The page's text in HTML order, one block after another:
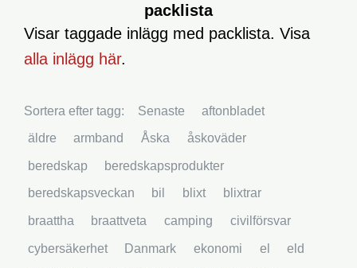
packlista
Visar taggade inlägg med packlista. Visa
alla inlägg här.
Sortera efter tagg: Senaste aftonbladet
äldre armband Åska åskoväder
beredskap beredskapsprodukter
beredskapsveckan bil blixt blixtrar
braattha braattveta camping civilförsvar
cybersäkerhet Danmark ekonomi el eld